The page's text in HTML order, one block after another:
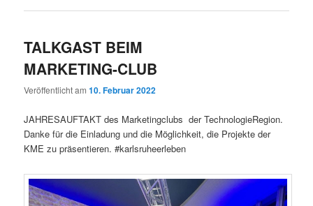
TALKGAST BEIM
MARKETING-CLUB
Veröffentlicht am10. Februar 2022
JAHRESAUFTAKT des Marketingclubs der TechnologieRegion.
Danke für die Einladung und die Möglichkeit, die Projekte der
KME zu präsentieren. #karlsruheerleben